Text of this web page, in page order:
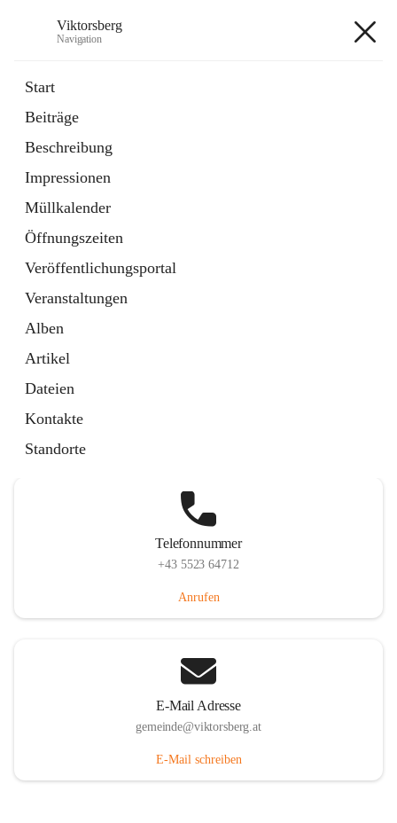
Viktorsberg
Navigation
Start
Beiträge
Beschreibung
Impressionen
Müllkalender
Öffnungszeiten
Veröffentlichungsportal
Veranstaltungen
Alben
Artikel
Dateien
Kontakte
Standorte
1 Schnellzugriff
Bürgerservice
10 Schnellzugriffe
Telefonnummer
+43 5523 64712
Anrufen
E-Mail Adresse
gemeinde@viktorsberg.at
E-Mail schreiben